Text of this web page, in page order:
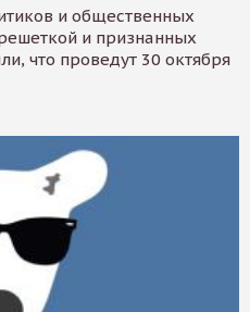
и общественных
и признанных
что проведут 30 октября